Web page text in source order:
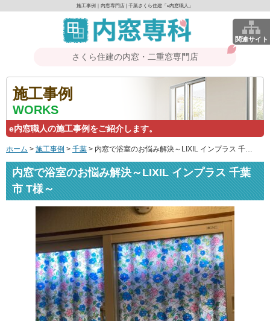
関連サイト
施工事例｜内窓専門店 | 千葉さくら住建「e内窓職人」
さくら住建の内窓・二重窓専門店
施工事例
WORKS
e内窓職人の施工事例をご紹介します。
ホーム > 施工事例 > 千葉 > 内窓で浴室のお悩み解決～LIXIL インプラス 千葉市 T様～
内窓で浴室のお悩み解決～LIXIL インプラス 千葉
市 T様～